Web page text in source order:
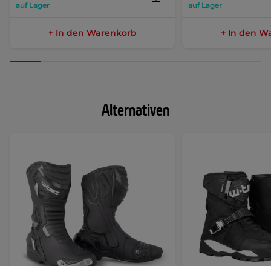
auf Lager
+ In den Warenkorb
auf Lager
+ In den
Alternativen